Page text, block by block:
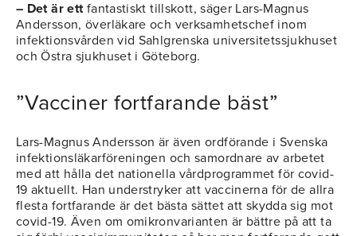
– Det är ettfantastiskt tillskott, säger Lars-Magnus
Andersson, överläkare och verksamhetschef inom
infektionsvården vid Sahlgrenska universitetssjukhuset
och Östra sjukhuset i Göteborg.
”Vacciner fortfarande bäst”
Lars-Magnus Andersson är även ordförande i Svenska
infektionsläkarföreningen och samordnare av arbetet
med att hålla det nationella vårdprogrammet för covid-
19 aktuellt. Han understryker att vaccinerna för de allra
flesta fortfarande är det bästa sättet att skydda sig mot
covid-19. Även om omikronvarianten är bättre på att ta